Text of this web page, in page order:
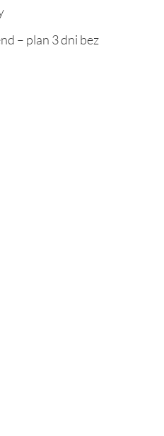
– plan 3 dni bez